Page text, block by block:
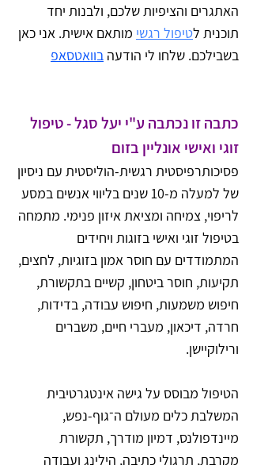
האתגרים והציפיות שלכם, ולבנות יחד
תוכנית לטיפול רגשי מותאם אישית. אני כאן
בשבילכם. שלחו לי הודעה בוואטסאפ
כתבה זו נכתבה ע"י יעל סגל - טיפול
זוגי ואישי אונליין בזום
פסיכותרפיסטית רגשית-הוליסטית עם ניסיון
של למעלה מ-10 שנים בליווי אנשים במסע
לריפוי, צמיחה ומציאת איזון פנימי. מתמחה
בטיפול זוגי ואישי בזוגות ויחידים
המתמודדים עם חוסר אמון בזוגיות, לחצים,
תקיעות, חוסר ביטחון, קשיים בתקשורת,
חיפוש משמעות, חיפוש עבודה, בדידות,
חרדה, דיכאון, מעברי חיים, משברים
ורילוקיישן.
הטיפול מבוסס על גישה אינטגרטיבית
המשלבת כלים מעולם ה־גוף-נפש,
מיינדפולנס, דמיון מודרך, תקשורת
מקרבת, תרגולי כתיבה, הילינג ועבודה